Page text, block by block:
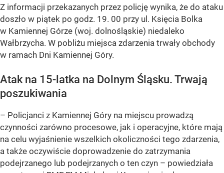
Z informacji przekazanych przez policję wynika, że do ataku
doszło w piątek po godz. 19. 00 przy ul. Księcia Bolka
w Kamiennej Górze (woj. dolnośląskie) niedaleko
Wałbrzycha. W pobliżu miejsca zdarzenia trwały obchody
w ramach Dni Kamiennej Góry.
Atak na 15-latka na Dolnym Śląsku. Trwają
poszukiwania
– Policjanci z Kamiennej Góry na miejscu prowadzą
czynności zarówno procesowe, jak i operacyjne, które mają
na celu wyjaśnienie wszelkich okoliczności tego zdarzenia,
a także oczywiście doprowadzenie do zatrzymania
podejrzanego lub podejrzanych o ten czyn – powiedziała